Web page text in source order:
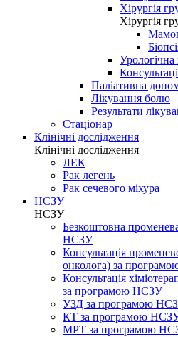
Хірургія
Хірургія
Урологічна
Паліативна
Лікування болю
Результати
Стаціонар
Клінічні дослідження
Клінічні дослідження
ЛЕК
Рак легень
Рак сечевого міхура
НСЗУ
НСЗУ
Безкоштовна
НСЗУ
Консультація
онколога) за
Консультація
за програмою НСЗУ
УЗД за програмою
КТ за програмою
МРТ за програмою